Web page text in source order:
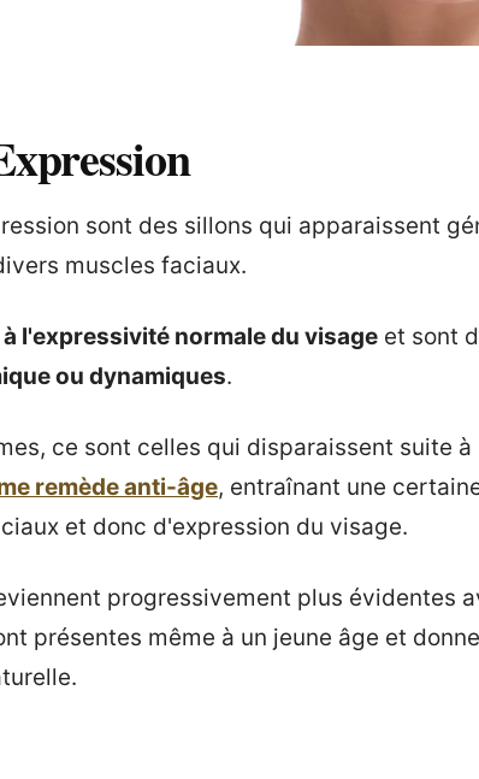
sont des sillons qui apparaissent
muscles faciaux.
à l'expressivité normale du visage et sont
ou dynamiques.
ce sont celles qui disparaissent suite
remède anti-âge, entraînant une
et donc d'expression du visage.
progressivement plus évidentes
présentes même à un jeune âge et